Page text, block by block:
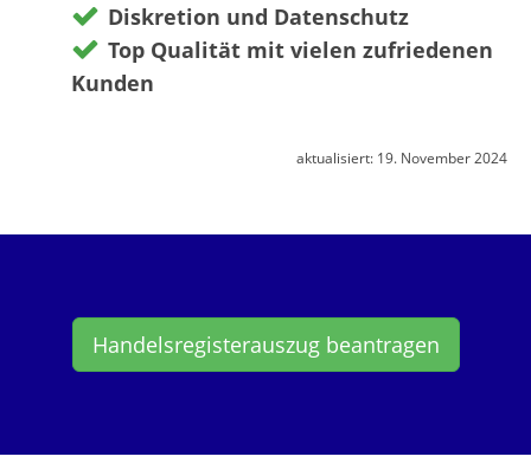
Diskretion und Datenschutz
Top Qualität mit vielen zufriedenen
Kunden
aktualisiert: 19. November 2024
Handelsregisterauszug beantragen